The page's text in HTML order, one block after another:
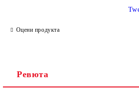
Оцени продукта
Ревюта